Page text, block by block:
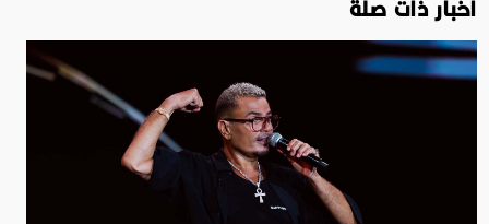
اخبار ذات صلة